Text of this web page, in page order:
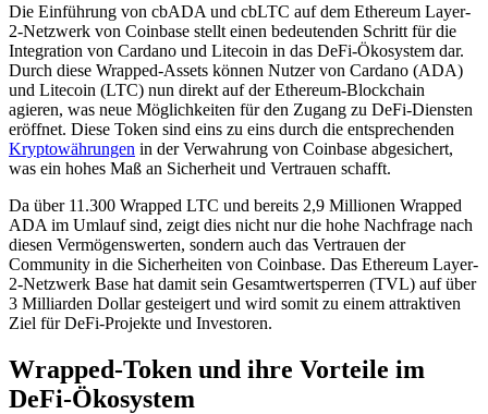
Die Einführung von cbADA und cbLTC auf dem Ethereum Layer-
2-Netzwerk von Coinbase stellt einen bedeutenden Schritt für die
Integration von Cardano und Litecoin in das DeFi-Ökosystem dar.
Durch diese Wrapped-Assets können Nutzer von Cardano (ADA)
und Litecoin (LTC) nun direkt auf der Ethereum-Blockchain
agieren, was neue Möglichkeiten für den Zugang zu DeFi-Diensten
eröffnet. Diese Token sind eins zu eins durch die entsprechenden
Kryptowährungen in der Verwahrung von Coinbase abgesichert,
was ein hohes Maß an Sicherheit und Vertrauen schafft.
Da über 11.300 Wrapped LTC und bereits 2,9 Millionen Wrapped
ADA im Umlauf sind, zeigt dies nicht nur die hohe Nachfrage nach
diesen Vermögenswerten, sondern auch das Vertrauen der
Community in die Sicherheiten von Coinbase. Das Ethereum Layer-
2-Netzwerk Base hat damit sein Gesamtwertsperren (TVL) auf über
3 Milliarden Dollar gesteigert und wird somit zu einem attraktiven
Ziel für DeFi-Projekte und Investoren.
Wrapped-Token und ihre Vorteile im
DeFi-Ökosystem